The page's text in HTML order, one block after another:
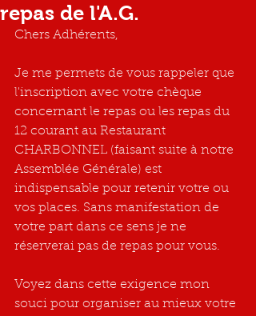
repas de l'A.G.
Chers Adhérents,
Je me permets de vous rappeler que
l'inscription avec votre chèque
concernant le repas ou les repas du
12 courant au Restaurant
CHARBONNEL (faisant suite à notre
Assemblée Générale) est
indispensable pour retenir votre ou
vos places. Sans manifestation de
votre part dans ce sens je ne
réserverai pas de repas pour vous.
Voyez dans cette exigence mon
souci pour organiser au mieux votre